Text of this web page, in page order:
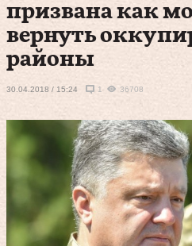
призвана как
вернуть
районы
30.04.2018 / 15:24 1 36708